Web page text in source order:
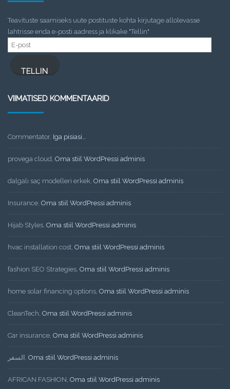
Teavituste saamiseks uute postituste kohta kirjutage allolevasse
lahtrisse enda e-posti aadress ja klikake "Tellin"
E-
post
TELLIN
VIIMATISED KOMMENTAARID
Commentator, Iga pisiasi…
provega cloud, Oma stiil WordPressi adminis
dalgalı saç modelleri erkek, Oma stiil WordPressi adminis
Insurance, Oma stiil WordPressi adminis
Hijab Styles, Oma stiil WordPressi adminis
hvac installation cost, Oma stiil WordPressi adminis
fashion SEO Strategies, Oma stiil WordPressi adminis
home solar financing options, Oma stiil WordPressi adminis
CleanTech, Oma stiil WordPressi adminis
Car insurance, Oma stiil WordPressi adminis
السفر , Oma stiil WordPressi adminis
AFRICAN FASHION, Oma stiil WordPressi adminis